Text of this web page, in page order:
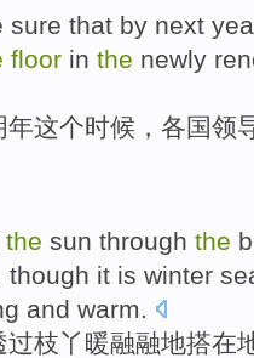
sure that by next
floor in the newly
年这个时候 ， 各国领
the sun through the
though it is winter
and warm.
过枝丫 暖融融地搭在